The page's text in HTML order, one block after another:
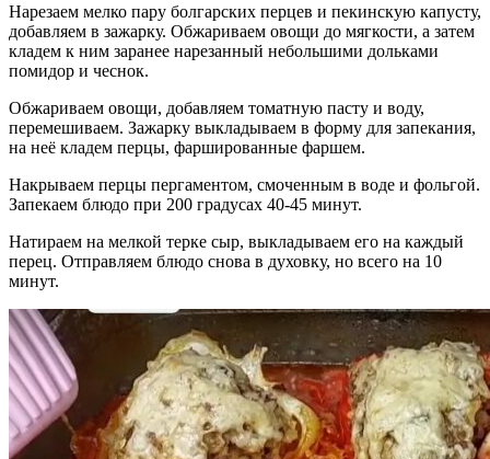
Нарезаем мелко пару болгарских перцев и пекинскую капусту,
добавляем в зажарку. Обжариваем овощи до мягкости, а затем
кладем к ним заранее нарезанный небольшими дольками
помидор и чеснок.
Обжариваем овощи, добавляем томатную пасту и воду,
перемешиваем. Зажарку выкладываем в форму для запекания,
на неё кладем перцы, фаршированные фаршем.
Накрываем перцы пергаментом, смоченным в воде и фольгой.
Запекаем блюдо при 200 градусах 40-45 минут.
Натираем на мелкой терке сыр, выкладываем его на каждый
перец. Отправляем блюдо снова в духовку, но всего на 10
минут.